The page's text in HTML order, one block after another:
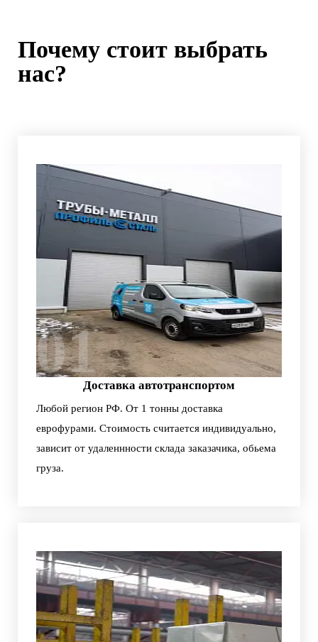
Почему стоит выбрать
нас?
01Доставка автотранспортом
Любой регион РФ. От 1 тонны доставка
еврофурами. Стоимость считается индивидуально,
зависит от удаленнности склада заказачика, обьема
груза.